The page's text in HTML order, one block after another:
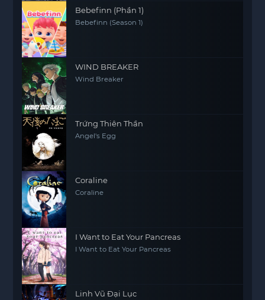
hy sinh, tình bạn và lòng kiên trì trong cuộc sống.
Bebefinn (Phần 1)
Bebefinn (Season 1)
WIND BREAKER
Wind Breaker
Trứng Thiên Thần
Angel's Egg
Coraline
Coraline
I Want to Eat Your Pancreas
I Want to Eat Your Pancreas
Linh Vũ Đại Lục